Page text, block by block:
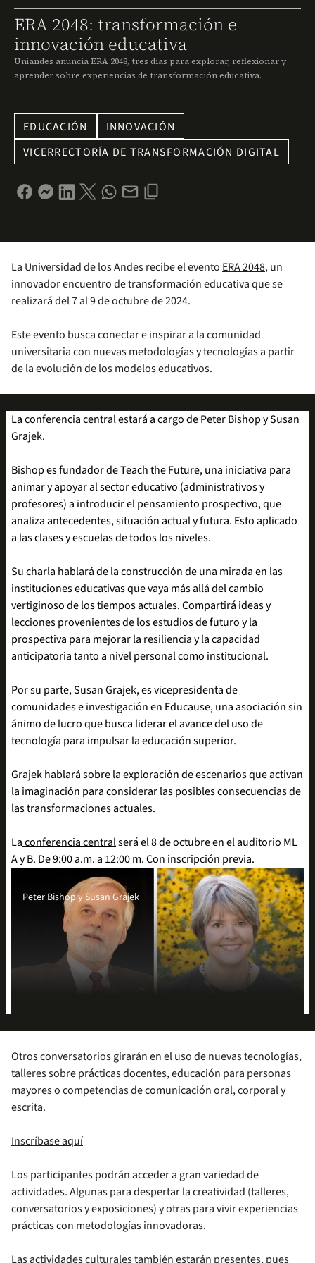
ERA 2048: transformación e
innovación educativa
Uniandes anuncia ERA 2048, tres días para explorar, reflexionar y
aprender sobre experiencias de transformación educativa.
EDUCACIÓN
INNOVACIÓN
VICERRECTORÍA DE TRANSFORMACIÓN DIGITAL
La Universidad de los Andes recibe el evento ERA 2048, un
innovador encuentro de transformación educativa que se
realizará del 7 al 9 de octubre de 2024.
Este evento busca conectar e inspirar a la comunidad
universitaria con nuevas metodologías y tecnologías a partir
de la evolución de los modelos educativos.
La conferencia central estará a cargo de Peter Bishop y Susan
Grajek.
Bishop es fundador de Teach the Future, una iniciativa para
animar y apoyar al sector educativo (administrativos y
profesores) a introducir el pensamiento prospectivo, que
analiza antecedentes, situación actual y futura. Esto aplicado
a las clases y escuelas de todos los niveles.
Su charla hablará de la construcción de una mirada en las
instituciones educativas que vaya más allá del cambio
vertiginoso de los tiempos actuales. Compartirá ideas y
lecciones provenientes de los estudios de futuro y la
prospectiva para mejorar la resiliencia y la capacidad
anticipatoria tanto a nivel personal como institucional.
Por su parte, Susan Grajek, es vicepresidenta de
comunidades e investigación en Educause, una asociación sin
ánimo de lucro que busca liderar el avance del uso de
tecnología para impulsar la educación superior.
Grajek hablará sobre la exploración de escenarios que activan
la imaginación para considerar las posibles consecuencias de
las transformaciones actuales.
Laconferencia centralserá el 8 de octubre en el auditorio ML
A y B. De 9:00 a.m. a 12:00 m. Con inscripción previa.
Peter Bishop y Susan Grajek
Otros conversatorios girarán en el uso de nuevas tecnologías,
talleres sobre prácticas docentes, educación para personas
mayores o competencias de comunicación oral, corporal y
escrita.
Inscríbase aquí
Los participantes podrán acceder a gran variedad de
actividades. Algunas para despertar la creatividad (talleres,
conversatorios y exposiciones) y otras para vivir experiencias
prácticas con metodologías innovadoras.
Las actividades culturales también estarán presentes, pues